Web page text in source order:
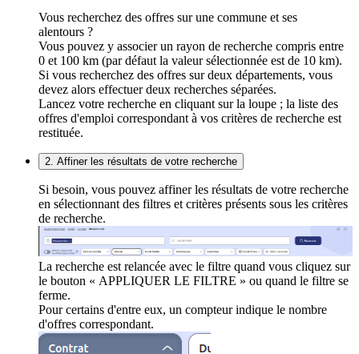
Vous recherchez des offres sur une commune et ses
alentours ?
Vous pouvez y associer un rayon de recherche compris entre
0 et 100 km (par défaut la valeur sélectionnée est de 10 km).
Si vous recherchez des offres sur deux départements, vous
devez alors effectuer deux recherches séparées.
Lancez votre recherche en cliquant sur la loupe ; la liste des
offres d'emploi correspondant à vos critères de recherche est
restituée.
2. Affiner les résultats de votre recherche
Si besoin, vous pouvez affiner les résultats de votre recherche
en sélectionnant des filtres et critères présents sous les critères
de recherche.
La recherche est relancée avec le filtre quand vous cliquez sur
le bouton « APPLIQUER LE FILTRE » ou quand le filtre se
ferme.
Pour certains d'entre eux, un compteur indique le nombre
d'offres correspondant.